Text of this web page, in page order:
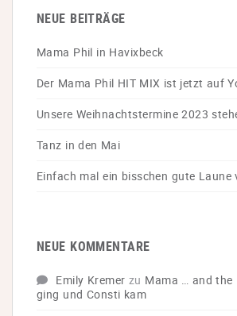
NEUE BEITRÄGE
Mama Phil in Havixbeck
Der Mama Phil HIT MIX ist jetzt auf
Unsere Weihnachtstermine 2023
Tanz in den Mai
Einfach mal ein bisschen gute Laune
NEUE KOMMENTARE
Emily Kremer zu Mama … and the
ging und Consti kam